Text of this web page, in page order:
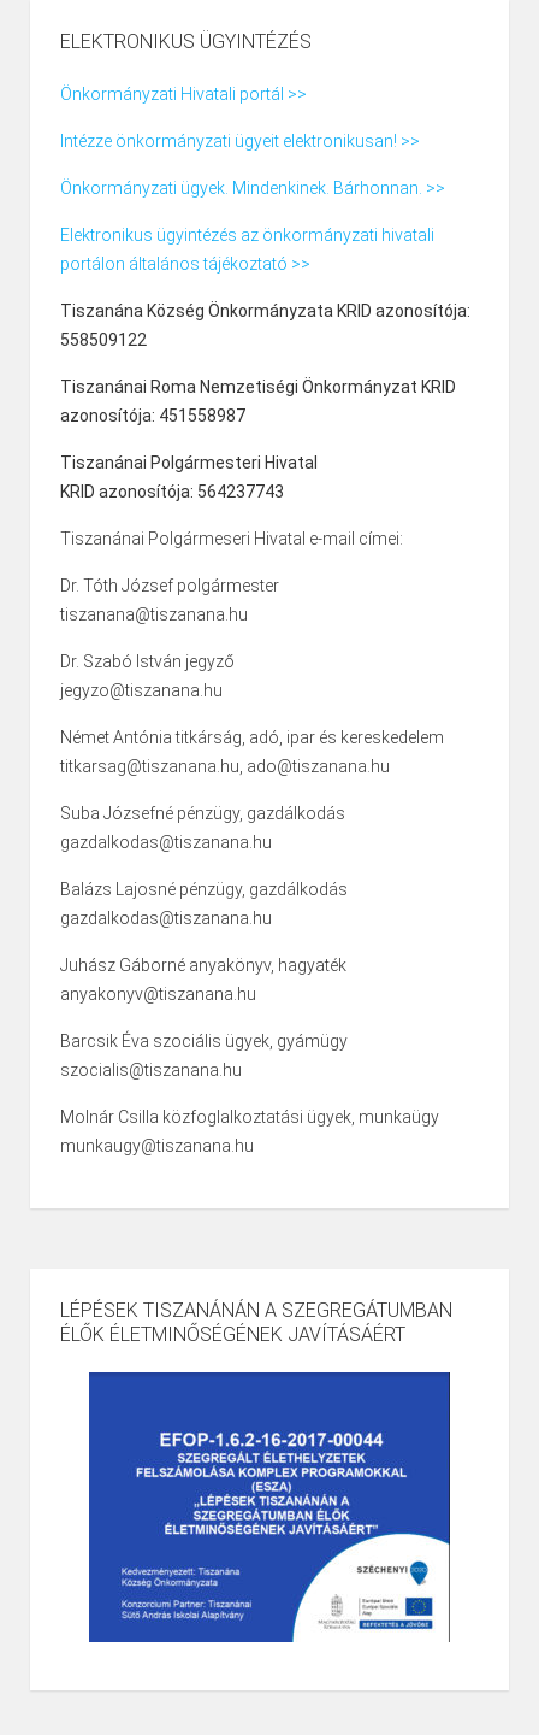
ELEKTRONIKUS ÜGYINTÉZÉS
Önkormányzati Hivatali portál >>
Intézze önkormányzati ügyeit elektronikusan! >>
Önkormányzati ügyek. Mindenkinek. Bárhonnan. >>
Elektronikus ügyintézés az önkormányzati hivatali
portálon általános tájékoztató >>
Tiszanána Község Önkormányzata KRID azonosítója:
558509122
Tiszanánai Roma Nemzetiségi Önkormányzat KRID
azonosítója: 451558987
Tiszanánai Polgármesteri Hivatal
KRID azonosítója: 564237743
Tiszanánai Polgármeseri Hivatal e-mail címei:
Dr. Tóth József polgármester
tiszanana@tiszanana.hu
Dr. Szabó István jegyző
jegyzo@tiszanana.hu
Német Antónia titkárság, adó, ipar és kereskedelem
titkarsag@tiszanana.hu, ado@tiszanana.hu
Suba Józsefné pénzügy, gazdálkodás
gazdalkodas@tiszanana.hu
Balázs Lajosné pénzügy, gazdálkodás
gazdalkodas@tiszanana.hu
Juhász Gáborné anyakönyv, hagyaték
anyakonyv@tiszanana.hu
Barcsik Éva szociális ügyek, gyámügy
szocialis@tiszanana.hu
Molnár Csilla közfoglalkoztatási ügyek, munkaügy
munkaugy@tiszanana.hu
LÉPÉSEK TISZANÁNÁN A SZEGREGÁTUMBAN
ÉLŐK ÉLETMINŐSÉGÉNEK JAVÍTÁSÁÉRT